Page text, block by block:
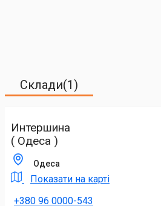
Склади(1)
Интершина
( Одеса )
Одеса
Показати на карті
+380 96 0000-543